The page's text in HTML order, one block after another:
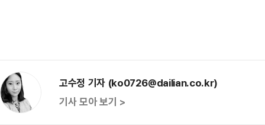
고수정 기자 (ko0726@dailian.co.kr)
기사 모아 보기 >